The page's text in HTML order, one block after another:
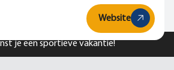
je een sportieve vakantie!
Website